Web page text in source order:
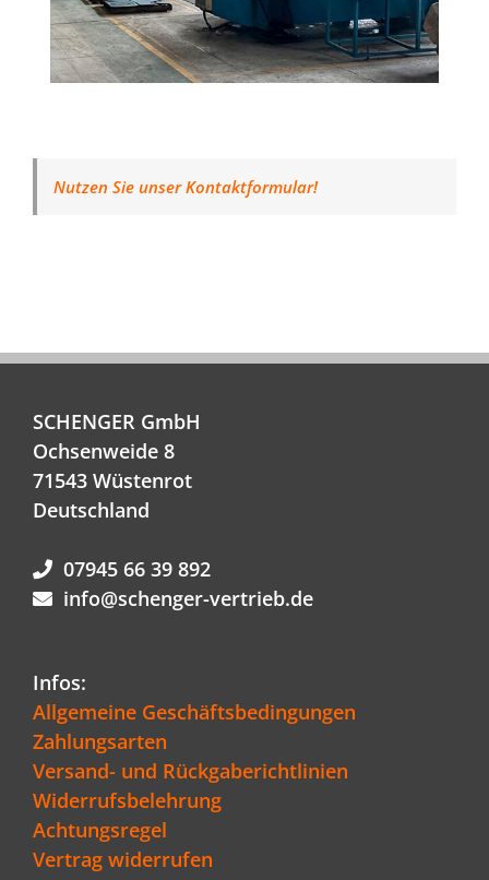
Nutzen Sie unser Kontaktformular!
SCHENGER GmbH
Ochsenweide 8
71543 Wüstenrot
Deutschland
07945 66 39 892
info@schenger-vertrieb.de
Infos:
Allgemeine Geschäftsbedingungen
Zahlungsarten
Versand- und Rückgaberichtlinien
Widerrufsbelehrung
Achtungsregel
Vertrag widerrufen